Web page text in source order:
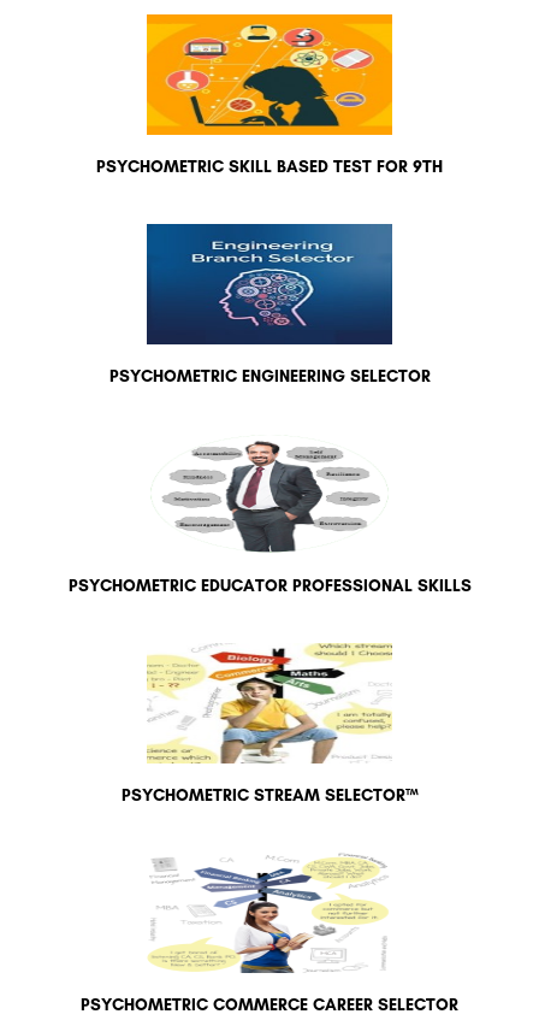
PSYCHOMETRIC SKILL BASED TEST FOR 9TH
PSYCHOMETRIC ENGINEERING SELECTOR
PSYCHOMETRIC EDUCATOR PROFESSIONAL SKILLS
PSYCHOMETRIC STREAM SELECTOR™
PSYCHOMETRIC COMMERCE CAREER SELECTOR